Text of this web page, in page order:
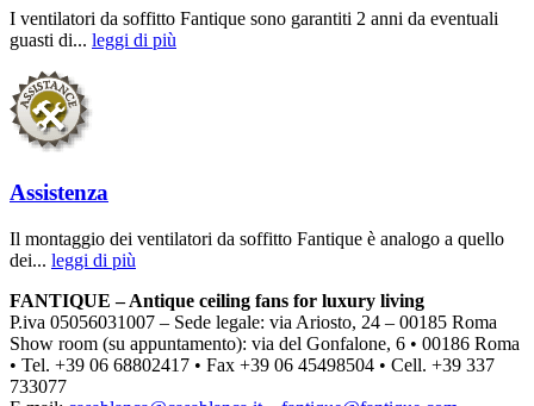
I ventilatori da soffitto Fantique sono garantiti 2 anni da eventuali
guasti di... leggi di più
Assistenza
Il montaggio dei ventilatori da soffitto Fantique è analogo a quello
dei... leggi di più
FANTIQUE – Antique ceiling fans for luxury living
P.iva 05056031007 – Sede legale: via Ariosto, 24 – 00185 Roma
Show room (su appuntamento): via del Gonfalone, 6 • 00186 Roma
• Tel. +39 06 68802417 • Fax +39 06 45498504 • Cell. +39 337
733077